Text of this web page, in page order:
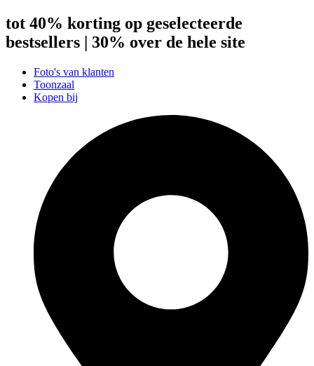
tot 40% korting op geselecteerde
bestsellers | 30% over de hele site
Foto's van klanten
Toonzaal
Kopen bij